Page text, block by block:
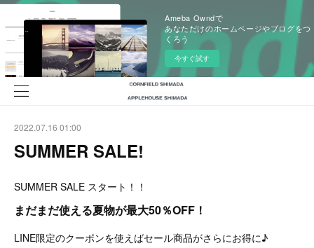
Ameba Owndで
あなただけのホームページやブログをつ
くろう
今すぐ試す
2022.07.16 01:00
SUMMER SALE!
SUMMER SALE スタート！！
まだまだ使える夏物が最大50％OFF！
LINE限定のクーポンを使えばセール商品がさらにお得に♪